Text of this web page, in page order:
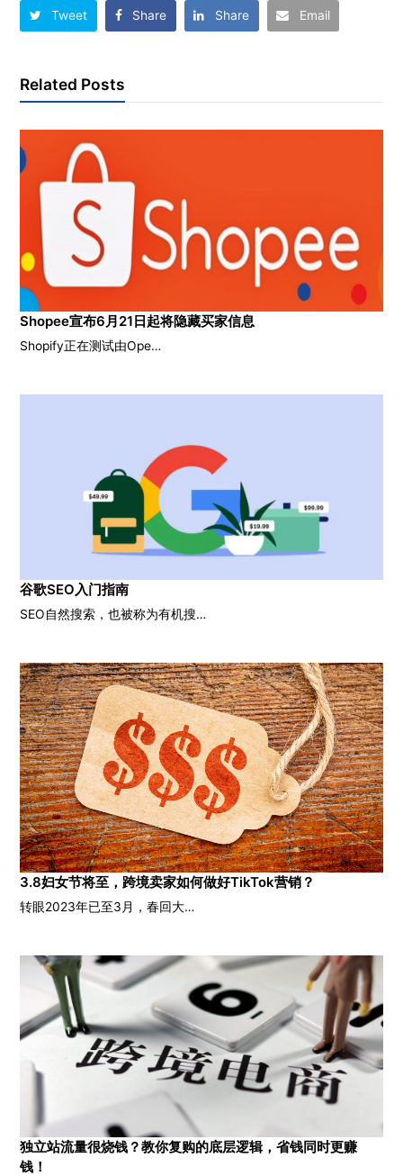
Tweet Share Share Email
Related Posts
Shopee宣布6月21日起将隐藏买家信息
Shopify正在测试由Ope…
谷歌SEO入门指南
SEO自然搜索，也被称为有机搜…
3.8妇女节将至，跨境卖家如何做好TikTok营销？
转眼2023年已至3月，春回大…
独立站流量很烧钱？教你复购的底层逻辑，省钱同时更赚
钱！